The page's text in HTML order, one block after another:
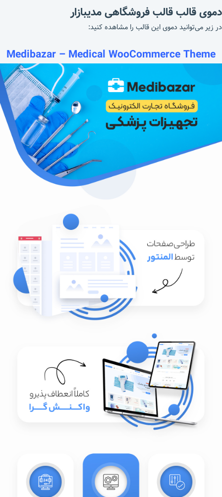
دموی قالب قالب فروشگاهی مدیبازار
در زیر می‌توانید دموی این قالب را مشاهده کنید:
Medibazar – Medical WooCommerce Theme